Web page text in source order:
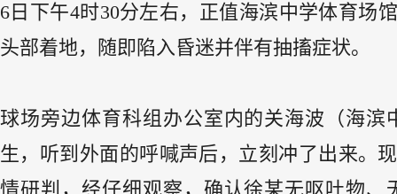
6日下午4时30分左右，正值海滨中学体育场
头部着地，随即陷入昏迷并伴有抽搐症状。
球场旁边体育科组办公室内的关海波（海
生，听到外面的呼喊声后，立刻冲了出来。
情研判，经仔细观察，确认徐某无呕吐物